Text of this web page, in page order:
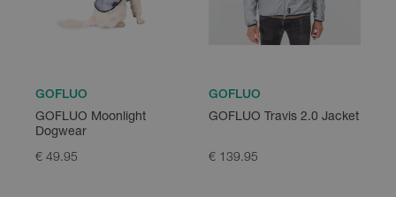
GOFLUO
GOFLUO Moonlight
Dogwear
€ 49.95
GOFLUO
GOFLUO Travis 2.0 Jacket
€ 139.95